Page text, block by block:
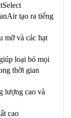
tạo ra tiếng
mỡ và các hạt
loại bỏ mọi
thời gian
lượng cao và
cao